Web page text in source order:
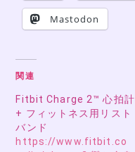
Mastodon
関連
Fitbit Charge 2™ 心拍計
+ フィットネス用リスト
バンド
https://www.fitbit.co